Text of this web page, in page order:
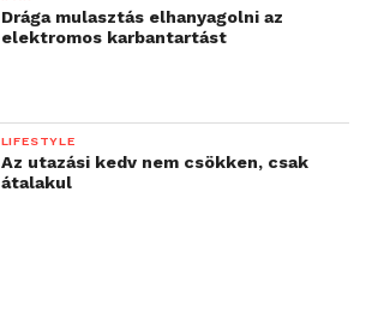
Drága mulasztás elhanyagolni az
elektromos karbantartást
LIFESTYLE
Az utazási kedv nem csökken, csak
átalakul